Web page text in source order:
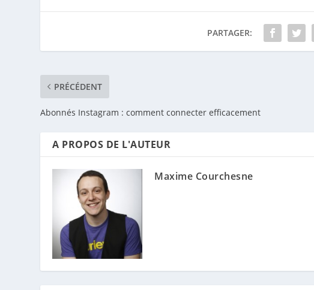
PARTAGER:
PRÉCÉDENT
Abonnés Instagram : comment connecter efficacement
A PROPOS DE L'AUTEUR
Maxime Courchesne